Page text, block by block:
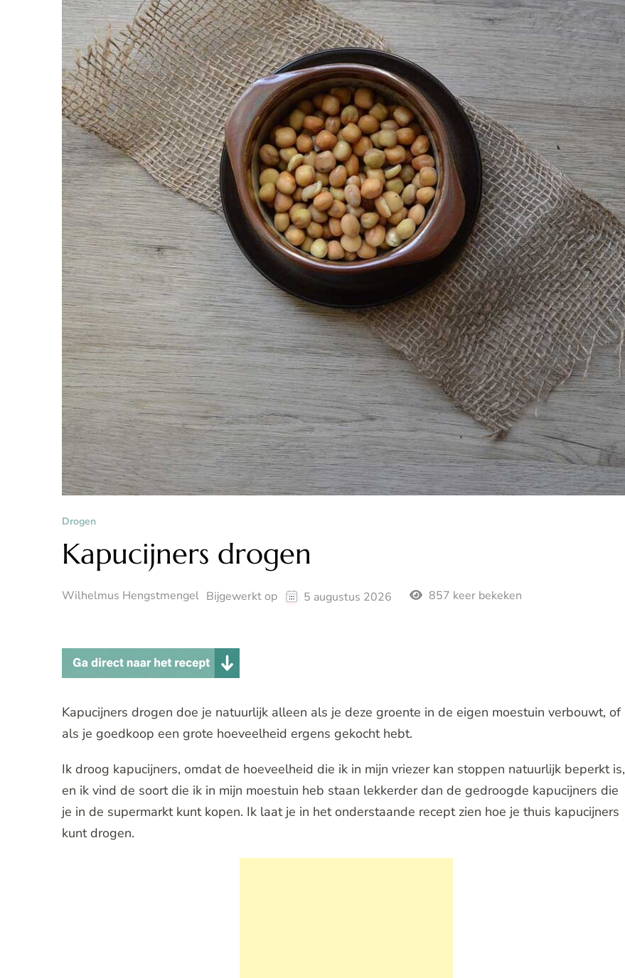
Drogen
Kapucijners drogen
Wilhelmus Hengstmengel Bijgewerkt op 5 augustus 2026 857 keer bekeken
Kapucijners drogen doe je natuurlijk alleen als je deze groente in de eigen moestuin verbouwt, of
als je goedkoop een grote hoeveelheid ergens gekocht hebt.
Ik droog kapucijners, omdat de hoeveelheid die ik in mijn vriezer kan stoppen natuurlijk beperkt is,
en ik vind de soort die ik in mijn moestuin heb staan lekkerder dan de gedroogde kapucijners die
je in de supermarkt kunt kopen. Ik laat je in het onderstaande recept zien hoe je thuis kapucijners
kunt drogen.